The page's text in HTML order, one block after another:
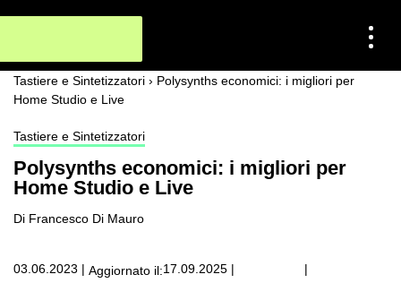
Tastiere e Sintetizzatori › Polysynths economici: i migliori per
Home Studio e Live
Tastiere e Sintetizzatori
Polysynths economici: i migliori per
Home Studio e Live
Di Francesco Di Mauro
03.06.2023 | Aggiornato il:17.09.2025 | |